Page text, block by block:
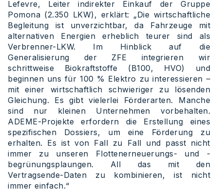
Lefevre, Leiter indirekter Einkauf der Gruppe
Pomona (2.350 LKW), erklärt: „Die wirtschaftliche
Begleitung ist unverzichtbar, da Fahrzeuge mit
alternativen Energien erheblich teurer sind als
Verbrenner-LKW. Im Hinblick auf die
Generalisierung der ZFE integrieren wir
schrittweise Biokraftstoffe (B100, HVO) und
beginnen uns für 100 % Elektro zu interessieren –
mit einer wirtschaftlich schwieriger zu lösenden
Gleichung. Es gibt vielerlei Förderarten. Manche
sind nur kleinen Unternehmen vorbehalten.
ADEME-Projekte erfordern die Erstellung eines
spezifischen Dossiers, um eine Förderung zu
erhalten. Es ist von Fall zu Fall und passt nicht
immer zu unseren Flottenerneuerungs- und -
begrünungsplaungen. All das mit den
Vertragsende-Daten zu kombinieren, ist nicht
immer einfach.“